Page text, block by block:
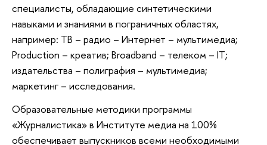
специалисты, обладающие синтетическими
навыками и знаниями в пограничных областях,
например: ТВ – радио – Интернет – мультимедиа;
Production – креатив; Broadband – телеком – IT;
издательства – полиграфия – мультимедиа;
маркетинг – исследования.
Образовательные методики программы
«Журналистика» в Институте медиа на 100%
обеспечивает выпускников всеми необходимыми